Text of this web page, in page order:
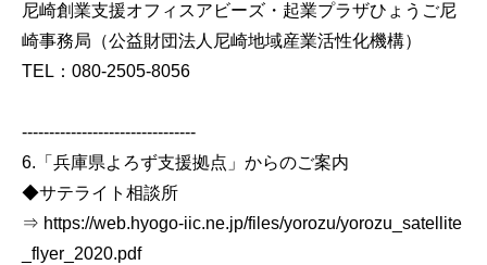
尼崎創業支援オフィスアビーズ・起業プラザひょうご尼
崎事務局（公益財団法人尼崎地域産業活性化機構）
TEL：080-2505-8056
--------------------------------
6.「兵庫県よろず支援拠点」からのご案内
◆サテライト相談所
⇒ https://web.hyogo-iic.ne.jp/files/yorozu/yorozu_satellite
_flyer_2020.pdf